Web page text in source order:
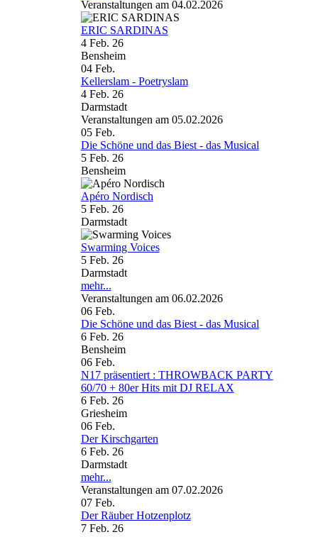
Veranstaltungen am 04.02.2026
ERIC SARDINAS
4 Feb. 26
Bensheim
04 Feb.
Kellerslam - Poetryslam
4 Feb. 26
Darmstadt
Veranstaltungen am 05.02.2026
05 Feb.
Die Schöne und das Biest - das Musical
5 Feb. 26
Bensheim
Apéro Nordisch
5 Feb. 26
Darmstadt
Swarming Voices
5 Feb. 26
Darmstadt
mehr...
Veranstaltungen am 06.02.2026
06 Feb.
Die Schöne und das Biest - das Musical
6 Feb. 26
Bensheim
06 Feb.
N17 präsentiert : THROWBACK PARTY
60/70 + 80er Hits mit DJ RELAX
6 Feb. 26
Griesheim
06 Feb.
Der Kirschgarten
6 Feb. 26
Darmstadt
mehr...
Veranstaltungen am 07.02.2026
07 Feb.
Der Räuber Hotzenplotz
7 Feb. 26